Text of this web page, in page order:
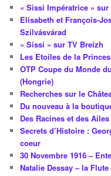
« Sissi Impératrice » sur
Elisabeth et François-
Szilvásvárad
« Sissi » sur TV Breizh
Les Etoiles de la
OTP Coupe du Monde
(Hongrie)
Recherches sur le
Du nouveau à la
Des Racines et des
Secrets d’Histoire :
coeur
30 Novembre 1916 –
Natalie Dessay – la